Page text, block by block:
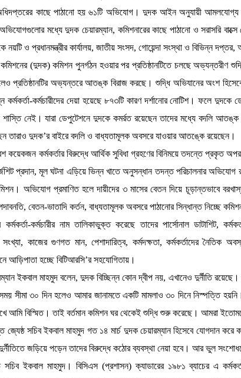
কাছে পাঠানো হয় ৬১টি অভিযোগ। দুদক আইন অনুযায়ী আমলযোগ্য
মধ্যে দুদক চেয়ারম্যান, কমিশনারের কাছে পাঠানো ও সরাসরি
নয়টি ও প্রধানমন্ত্রীর কার্যালয়, জাতীয় সংসদ, গোয়েন্দা সংস্থা ও বিভিন্ন
কমিশনের (দুদক) কমিশন পুনর্গঠন হওয়ার পর প্রতিষ্ঠানটিতে চলছে অভ্যন্তরীণ
প্রতিষ্ঠানটির অভ্যন্তরে আতঙ্ক বিরাজ করছে। শুদ্ধি অভিযানের অংশ
কর্মচারীদের দেয়া হয়েছে ৮৭৩টি কারণ দর্শানোর নোটিশ। ফলে দুদকে
শাস্তি নেই। যারা ডেপুটেশনে দুদকে কমর্রত রয়েছেন তাদের মধ্যে বদলি আতঙ্ক
তারাও দুদক’র বাইরে বদলি ও বাধ্যতামূলক অবসরে যাওয়ার আতঙ্কে রয়েছেন।
কয়েকজন কর্মকর্তার বিরুদ্ধে আর্থিক সুবিধা গ্রহণের বিনিময়ে তদন্তে প্রকৃত
প্রদান, মূল ঘটনা এড়িয়ে ভিন্ন খাতে অনুসন্ধান তদন্ত পরিচালনার অভিযোগ
অভিযোগ প্রমাণিত হলে দায়ীদের ৩ মাসের বেতন দিয়ে চূড়ান্তভাবে
বেতন-ভাতাদি কর্তন, বাধ্যতামূলক অবসরে পাঠানোর সিন্ধান্ত নিচ্ছে
কর্মচারীর নাম তালিকাভুক্ত করেছে তাদের পার্সোনাল ডাটাশিট,
কাজের গুণগত মান, পেশাদারিত্ব, কর্মদক্ষতা, কর্মকর্তাদের নৈতিক
আড়িপাতা হচ্ছে বিটিআরসি’র সহযোগিতায়।
ইকবাল মাহমুদ বলেন, দুদক বিচ্ছিন্ন কোন দ্বীপ নয়, এখানেও দুর্নীতি
সীমা ৩০ দিন হলেও আমার জানামতে একটি মামলাও ৩০ দিনে নিস্পত্তি
আমি বিস্মিত। তাই বর্তমান কমিশন ঘর থেকেই শুদ্ধি শুরু করেছে। আমরা
সচিব ইকবাল মাহমুদ গত ১৪ মার্চ দুদক চেয়ারম্যান হিসেবে যোগদান করে
জড়িয়ে পড়েন তাদের বিরুদ্ধে কঠোর ব্যবস্থা নেয়া হবে। আর ভুল
ইকবাল মাহমুদ। বিসিএস (প্রশাসন) ক্যাডারের ১৯৮১ ব্যাচের এ